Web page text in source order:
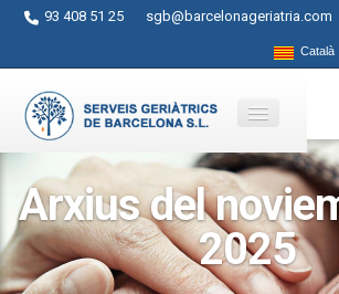
93 408 51 25 sgb@barcelonageriatria.com
Català
Quienes somos?
Servicios
Actividades
Arxius del
2025